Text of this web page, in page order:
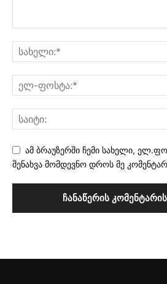
ამ ბრაუზერში ჩემი სახელი,
შენახვა მომდევნო დროს მე